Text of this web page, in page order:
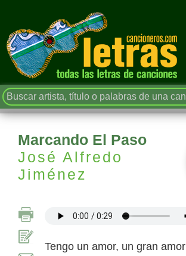
Marcando El Paso
José Alfredo
Jiménez
Tengo un amor, un gran amor